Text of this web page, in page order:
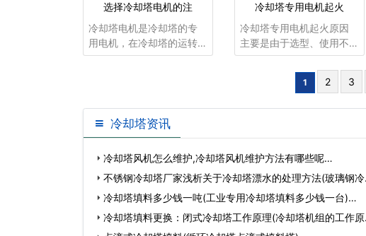
选择冷却塔电机的注
冷却塔电机是冷却塔的专
用电机，在冷却塔的运转
中骑着关键的作用，冷却
转，因此冷却塔电机的要
求是比较高的。
冷却塔专用电机起火
冷却塔专用电机起火原因
主要是由于选型、使用不
当或维护不良造成。有些
冷却塔专用电机质量较
差，也是造成火灾的原
原因主要有
1 2 3
冷却塔资讯
冷却塔风机怎么维护,冷却塔风机维护方法有哪些呢…
不锈钢冷却塔厂家浅析关于冷却塔漂水的处理方法(玻璃钢冷
却…冷却塔填料多少钱一吨(工业专用冷却塔填料多少钱一台)…
冷却塔填料更换：闭式冷却塔工作原理(冷却塔机组的工作原